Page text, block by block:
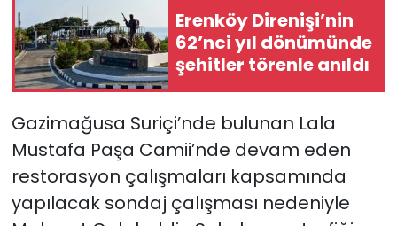
Erenköy Direnişi’nin
62’nci yıl dönümünde
şehitler törenle anıldı
Gazimağusa Suriçi’nde bulunan Lala
Mustafa Paşa Camii’nde devam eden
restorasyon çalışmaları kapsamında
yapılacak sondaj çalışması nedeniyle
SAĞLIK
Spor
TÜRKiYE
Video Galeri